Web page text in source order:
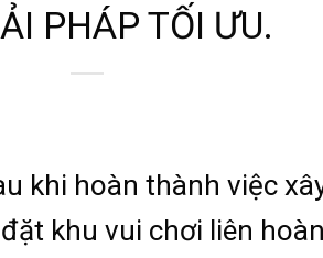
PHÁP TỐI ƯU.
khi hoàn thành việc
khu vui chơi liên